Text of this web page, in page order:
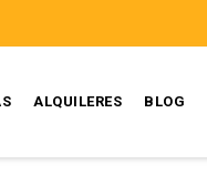
ALQUILERES BLOG